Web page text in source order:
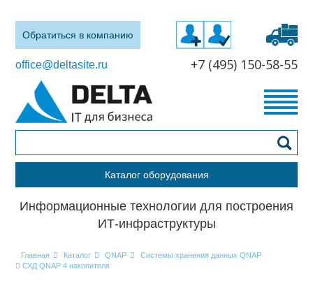
Обратиться в компанию
office@deltasite.ru +7 (495) 150-58-55
Каталог оборудования
Информационные технологии для построения
ИТ-инфраструктуры
Главная Каталог QNAP
Системы хранения данных QNAP
СХД QNAP 4 накопителя